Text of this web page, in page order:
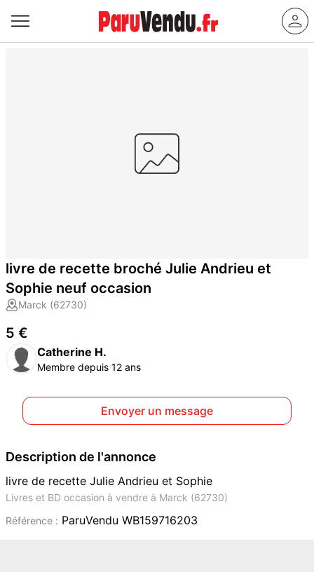
livre de recette broché Julie Andrieu et
Sophie neuf occasion
Marck (62730)
5 €
Catherine H.
Membre depuis 12 ans
Envoyer un message
Description de l'annonce
livre de recette Julie Andrieu et Sophie
Livres et BD occasion à vendre à Marck (62730)
Référence : ParuVendu WB159716203